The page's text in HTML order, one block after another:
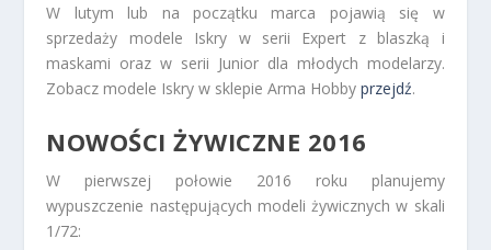
W lutym lub na początku marca pojawią się w
sprzedaży modele Iskry w serii Expert z blaszką i
maskami oraz w serii Junior dla młodych modelarzy.
Zobacz modele Iskry w sklepie Arma Hobbyprzejdź.
NOWOŚCI ŻYWICZNE 2016
W pierwszej połowie 2016 roku planujemy
wypuszczenie następujących modeli żywicznych w skali
1/72: